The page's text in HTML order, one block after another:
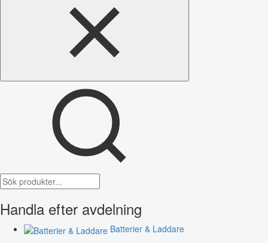
Handla efter avdelning
Batterier & Laddare